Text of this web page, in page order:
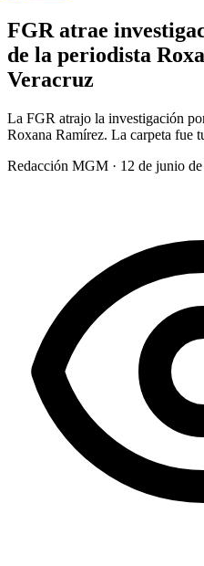
FGR atrae
de la periodista
Veracruz
La FGR atrajo la investigación
Roxana Ramírez. La carpeta fue
Redacción MGM · 12 de junio